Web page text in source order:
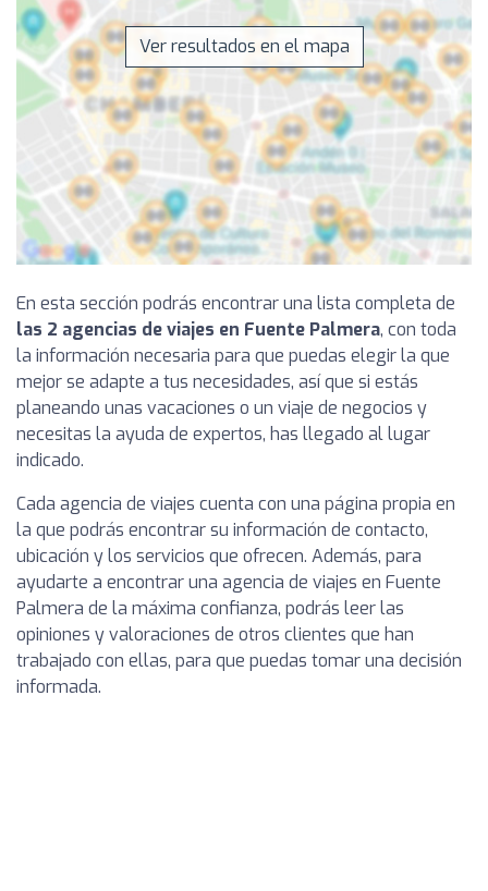
Ver resultados en el mapa
En esta sección podrás encontrar una lista completa de
las 2 agencias de viajes en Fuente Palmera, con toda
la información necesaria para que puedas elegir la que
mejor se adapte a tus necesidades, así que si estás
planeando unas vacaciones o un viaje de negocios y
necesitas la ayuda de expertos, has llegado al lugar
indicado.
Cada agencia de viajes cuenta con una página propia en
la que podrás encontrar su información de contacto,
ubicación y los servicios que ofrecen. Además, para
ayudarte a encontrar una agencia de viajes en Fuente
Palmera de la máxima confianza, podrás leer las
opiniones y valoraciones de otros clientes que han
trabajado con ellas, para que puedas tomar una decisión
informada.